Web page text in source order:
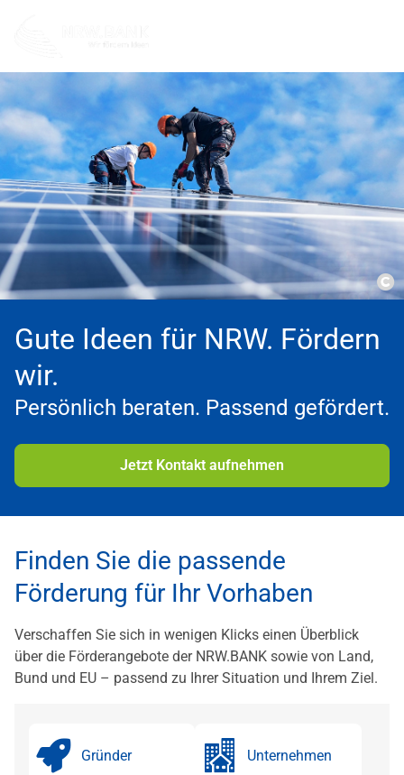
Gute Ideen für NRW. Fördern
wir.
Persönlich beraten. Passend gefördert.
Jetzt Kontakt aufnehmen
Finden Sie die passende
Förderung für Ihr Vorhaben
Verschaffen Sie sich in wenigen Klicks einen Überblick
über die Förderangebote der NRW.BANK sowie von Land,
Bund und EU – passend zu Ihrer Situation und Ihrem Ziel.
Gründer Unternehmen